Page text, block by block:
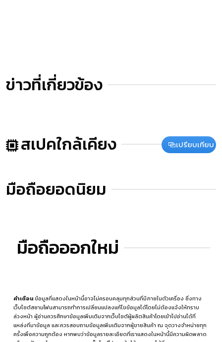
ข่าวที่เกี่ยวข้อง
สเปคใกล้เคียง เปรียบเทียบ
มือถือยอดนิยม
มือถือออกใหม่
คำเตือนข้อมูลที่แสดงในหน้านี้อาจไม่ครอบคลุมทุกส่วนที่มีภายในตัวเครื่อง ซึ่งทาง
เว็บไซต์สยามโฟนสามารถทำการเปลี่ยนแปลงแก้ไขข้อมูลได้โดยไม่ต้องแจ้งให้ทราบ
ล่วงหน้า ผู้อ่านควรศึกษาข้อมูลเพิ่มเติมจากเว็บไซต์ผู้ผลิตสินค้าโดยเข้าไปอ่านได้ที่
แหล่งที่มาข้อมูล และควรสอบถามข้อมูลเพิ่มเติมจากผู้ขายสินค้า ณ จุดวางจำหน่ายทุก
ครั้งเพื่อความถูกต้อง หากพบว่าข้อมูลรายละเอียดที่เราแสดงในหน้านี้มีความผิดพลาด